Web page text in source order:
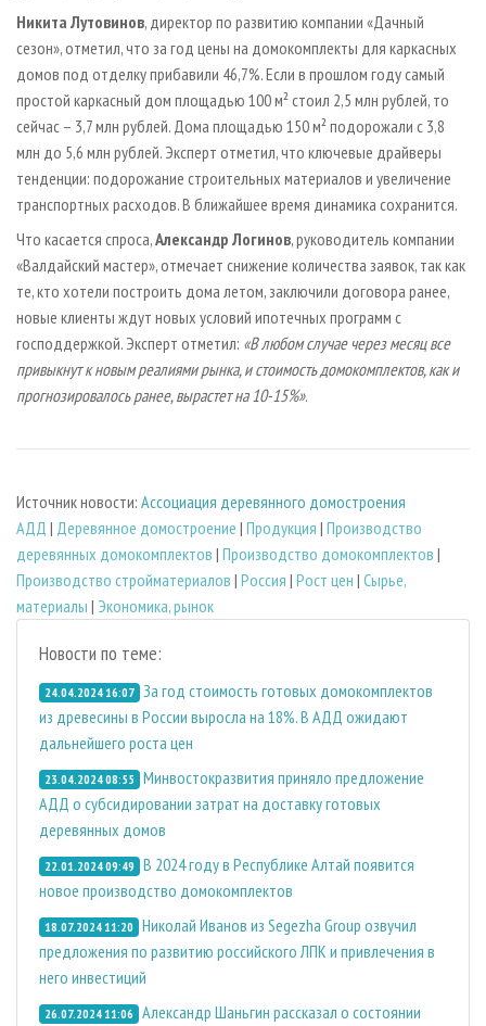
Никита Лутовинов, директор по развитию компании «Дачный
сезон», отметил, что за год цены на домокомплекты для каркасных
домов под отделку прибавили 46,7%. Если в прошлом году самый
простой каркасный дом площадью 100 м² стоил 2,5 млн рублей, то
сейчас – 3,7 млн рублей. Дома площадью 150 м² подорожали с 3,8
млн до 5,6 млн рублей. Эксперт отметил, что ключевые драйверы
тенденции: подорожание строительных материалов и увеличение
транспортных расходов. В ближайшее время динамика сохранится.
Что касается спроса,Александр Логинов, руководитель компании
«Валдайский мастер», отмечает снижение количества заявок, так как
те, кто хотели построить дома летом, заключили договора ранее,
новые клиенты ждут новых условий ипотечных программ с
господдержкой. Эксперт отметил: «В любом случае через месяц все
привыкнут к новым реалиями рынка, и стоимость домокомплектов, как и
прогнозировалось ранее, вырастет на 10-15%».
Источник новости: Ассоциация деревянного домостроения
АДД | Деревянное домостроение | Продукция | Производство
деревянных домокомплектов | Производство домокомплектов |
Производство стройматериалов | Россия | Рост цен | Сырье,
материалы | Экономика, рынок
Новости по теме:
24.04.2024 16:07 За год стоимость готовых домокомплектов
из древесины в России выросла на 18%. В АДД ожидают
дальнейшего роста цен
23.04.2024 08:55 Минвостокразвития приняло предложение
АДД о субсидировании затрат на доставку готовых
деревянных домов
22.01.2024 09:49 В 2024 году в Республике Алтай появится
новое производство домокомплектов
18.07.2024 11:20 Николай Иванов из Segezha Group озвучил
предложения по развитию российского ЛПК и привлечения в
него инвестиций
26.07.2024 11:06 Александр Шаньгин рассказал о состоянии